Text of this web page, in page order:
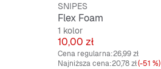
SNIPES
Flex Foam
1 kolor
Cena
10,00 zł
Cena regularna:26,99 zł
Najniższa cena:20,78 zł(-51 %)